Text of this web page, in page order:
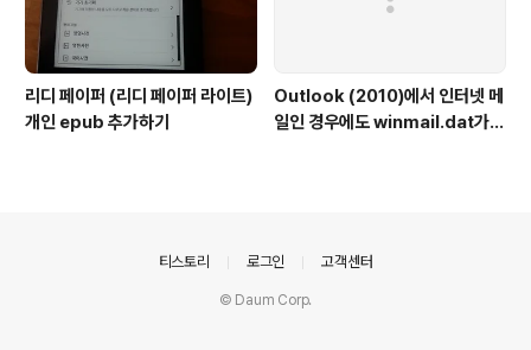
리디 페이퍼 (리디 페이퍼 라이트)
개인 epub 추가하기
Outlook (2010)에서 인터넷 메
일인 경우에도 winmail.dat가
티스토리 로그인 고객센터
© Daum Corp.